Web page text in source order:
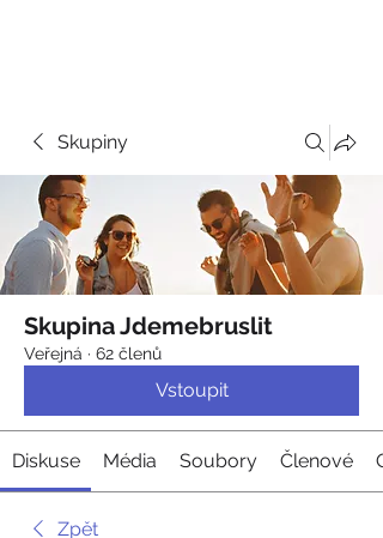
Skupiny
Skupina Jdemebruslit
Veřejná · 62 členů
Vstoupit
Diskuse Média Soubory Členové
Zpět